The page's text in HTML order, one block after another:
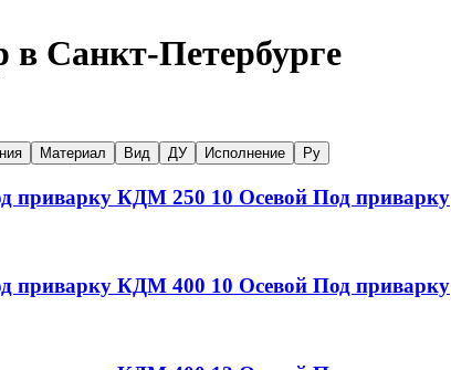
в Санкт-Петербурге
Материал Вид ДУ Исполнение Ру
приварку КДМ 250 10 Осевой Под приварку
приварку КДМ 400 10 Осевой Под приварку